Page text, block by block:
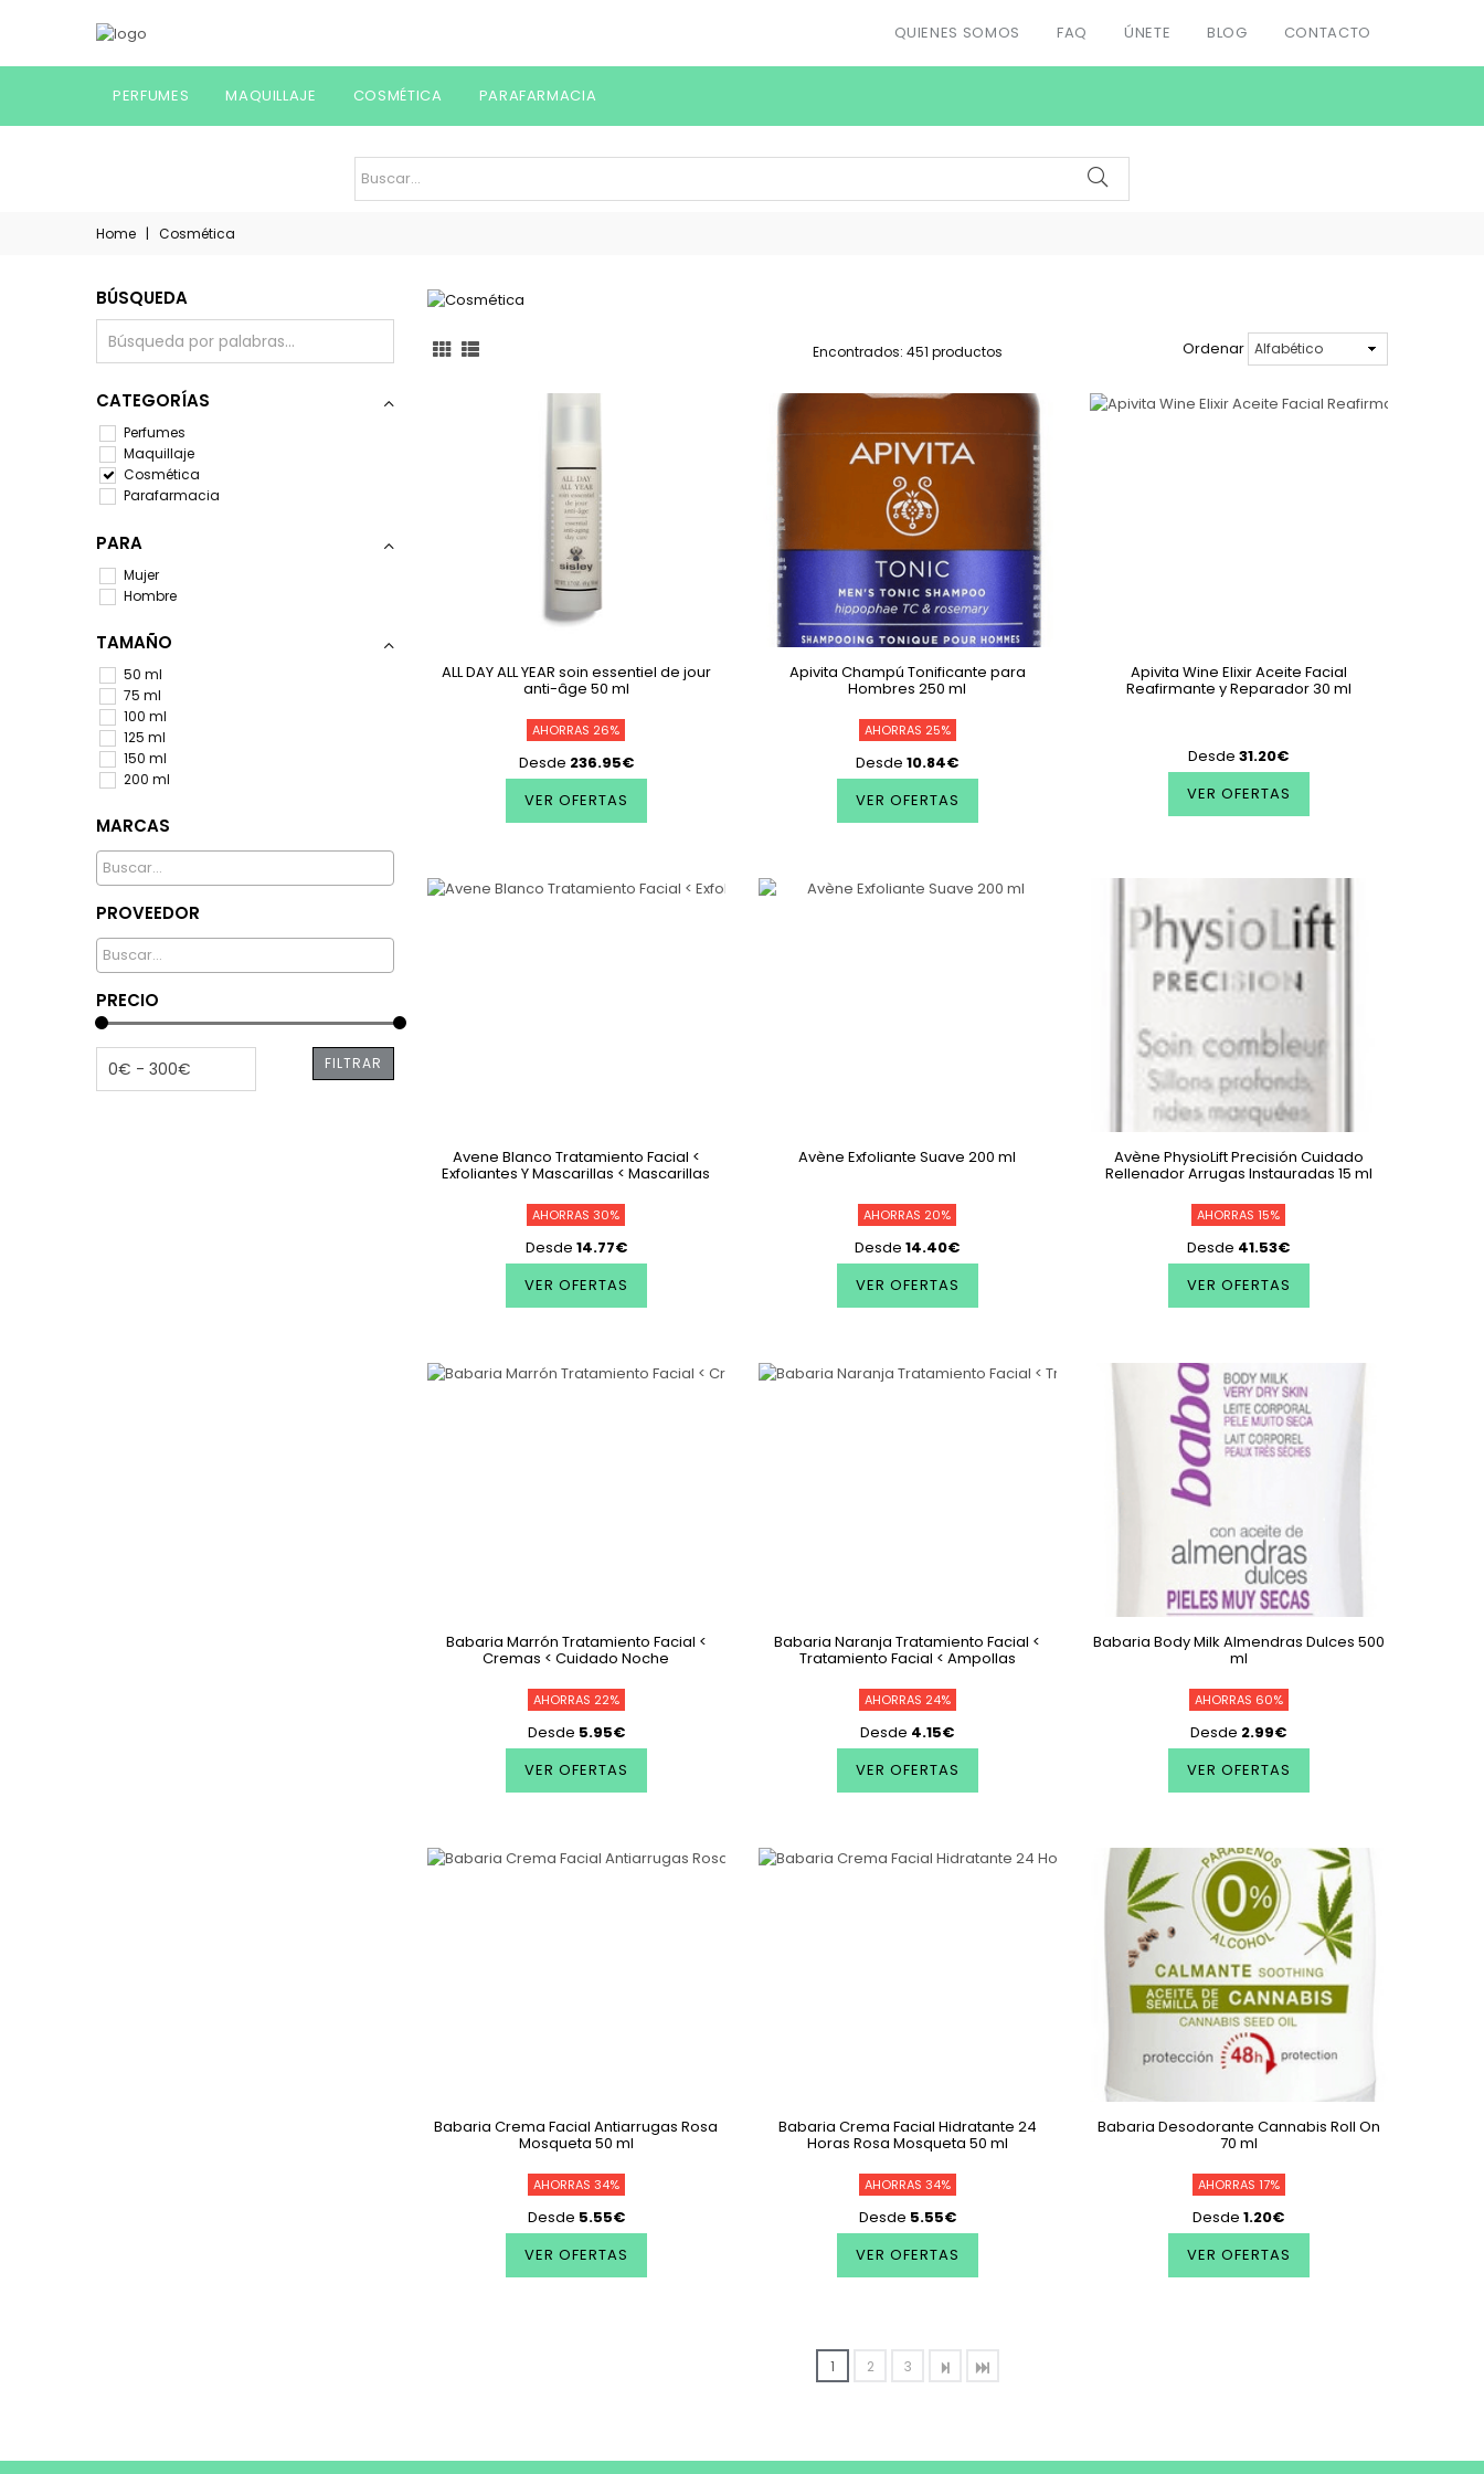
QUIENES SOMOS FAQ ÚNETE BLOG CONTACTO
PERFUMES MAQUILLAJE COSMÉTICA PARAFARMACIA
Home | Cosmética
BÚSQUEDA
CATEGORÍAS
Perfumes
Maquillaje
Cosmética
Parafarmacia
PARA
Mujer
Hombre
TAMAÑO
50 ml
75 ml
100 ml
125 ml
150 ml
200 ml
MARCAS
PROVEEDOR
PRECIO
FILTRAR
Encontrados: 451 productos Ordenar
ALL DAY ALL YEAR soin essentiel de jour
anti-âge 50 ml
AHORRAS 26%
Desde 236.95€
VER OFERTAS
Apivita Champú Tonificante para
Hombres 250 ml
AHORRAS 25%
Desde10.84€
VER OFERTAS
Apivita Wine Elixir Aceite Facial
Reafirmante y Reparador 30 ml
Desde31.20€
VER OFERTAS
Avene Blanco Tratamiento Facial <
Exfoliantes Y Mascarillas < Mascarillas
AHORRAS 30%
Desde 14.77€
VER OFERTAS
Avène Exfoliante Suave 200 ml
AHORRAS 20%
Desde14.40€
VER OFERTAS
Avène PhysioLift Precisión Cuidado
Rellenador Arrugas Instauradas 15 ml
AHORRAS 15%
Desde 41.53€
VER OFERTAS
Babaria Marrón Tratamiento Facial <
Cremas < Cuidado Noche
AHORRAS 22%
Desde 5.95€
VER OFERTAS
Babaria Naranja Tratamiento Facial <
Tratamiento Facial < Ampollas
AHORRAS 24%
Desde 4.15€
VER OFERTAS
Babaria Body Milk Almendras Dulces 500
ml
AHORRAS 60%
Desde 2.99€
VER OFERTAS
Babaria Crema Facial Antiarrugas Rosa
Mosqueta 50 ml
AHORRAS 34%
Desde 5.55€
VER OFERTAS
Babaria Crema Facial Hidratante 24
Horas Rosa Mosqueta 50 ml
AHORRAS 34%
Desde 5.55€
VER OFERTAS
Babaria Desodorante Cannabis Roll On
70 ml
AHORRAS 17%
Desde1.20€
VER OFERTAS
1 2 3